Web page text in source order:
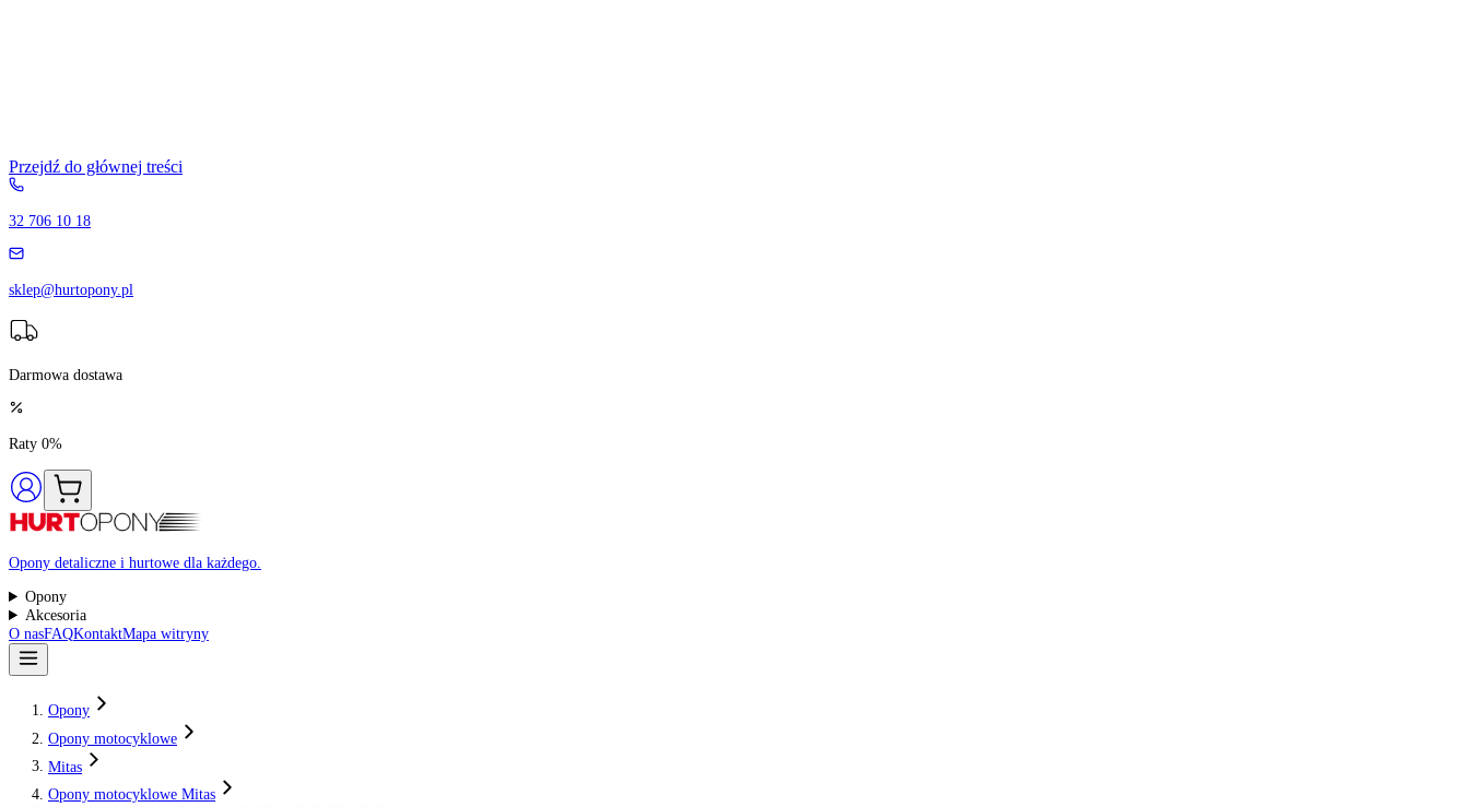
Przejdź do głównej treści
32 706 10 18
sklep@hurtopony.pl
Darmowa dostawa
Raty 0%
Opony detaliczne i hurtowe dla każdego.
Opony
O nasFAQKontakt
Opony